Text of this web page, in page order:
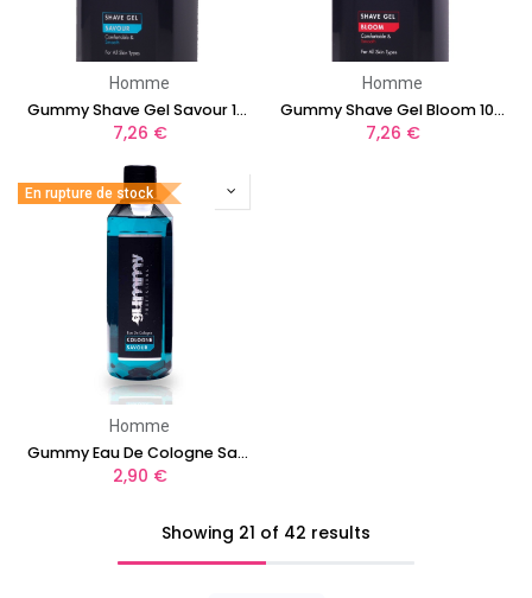
Homme
Gummy Shave Gel Savour 1000 ml
7,26 €
Homme
Gummy Shave Gel Bloom 1000 ml
7,26 €
En rupture de stock
Homme
Gummy Eau De Cologne Savour
2,90 €
Showing 21 of 42 results